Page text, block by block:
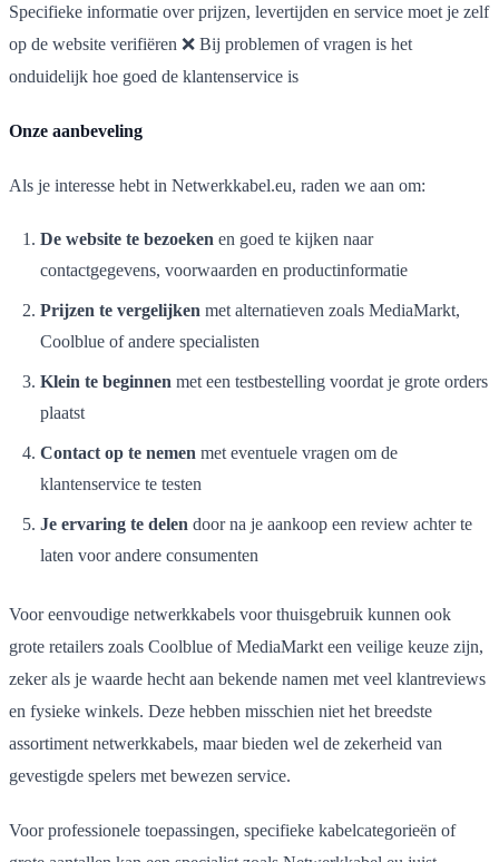
Specifieke informatie over prijzen, levertijden en service moet je zelf
op de website verifiëren ❌ Bij problemen of vragen is het
onduidelijk hoe goed de klantenservice is
Onze aanbeveling
Als je interesse hebt in Netwerkkabel.eu, raden we aan om:
De website te bezoeken en goed te kijken naar
contactgegevens, voorwaarden en productinformatie
Prijzen te vergelijken met alternatieven zoals MediaMarkt,
Coolblue of andere specialisten
Klein te beginnen met een testbestelling voordat je grote orders
plaatst
Contact op te nemen met eventuele vragen om de
klantenservice te testen
Je ervaring te delen door na je aankoop een review achter te
laten voor andere consumenten
Voor eenvoudige netwerkkabels voor thuisgebruik kunnen ook
grote retailers zoals Coolblue of MediaMarkt een veilige keuze zijn,
zeker als je waarde hecht aan bekende namen met veel klantreviews
en fysieke winkels. Deze hebben misschien niet het breedste
assortiment netwerkkabels, maar bieden wel de zekerheid van
gevestigde spelers met bewezen service.
Voor professionele toepassingen, specifieke kabelcategorieën of